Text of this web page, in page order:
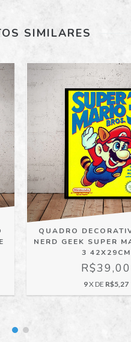
SIMILARES
QUADRO
NERD GEEK SUPER
3 42X29CM
R$39,00
9X DE R$5,27